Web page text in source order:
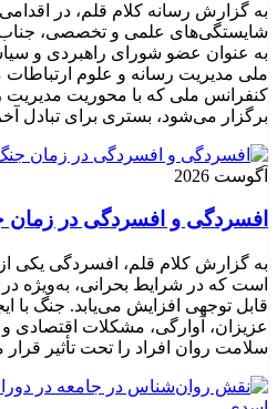
به گزارش رسانه کلام قلم، در
شایستگی‌های علمی و تخصصی، جناب
به عنوان عضو شورای راهبردی و
ملی مدیریت رسانه و علوم ارتباطات
کنفرانس ملی که با محوریت مدیریت
برگزار می‌شود، بستری برای تبادل
آگوست 2026
افسردگی و افسردگی در
به گزارش کلام قلم، افسردگی یکی از
است که در شرایط بحرانی، به‌ویژه
قابل توجهی افزایش می‌یابد. جنگ با
عزیزان، آوارگی، مشکلات اقتصادی و
سلامت روان افراد را تحت تأثیر